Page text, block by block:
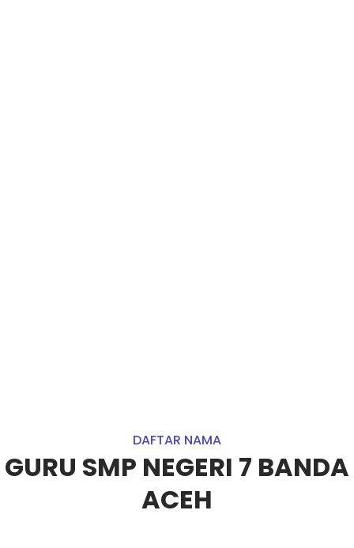
DAFTAR NAMA
GURU SMP NEGERI 7 BANDA
ACEH